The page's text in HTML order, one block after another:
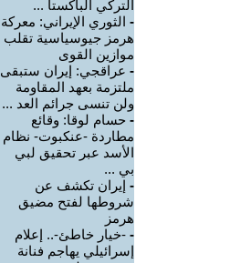
التركي الباكستا ...
- الثوري الإيراني: معركة
هرمز جيوسياسية تقلب
موازين القوى
- عراقجي: إيران ستبقى
ملتزمة بعهد المقاومة
ولن تنسى جرائم العد ...
- حسام لوقا: وقائع
مطاردة -عنكبوت- نظام
الأسد عبر تحقيق لبي
بي ...
- إيران تكشف عن
شروطها لفتح مضيق
هرمز
- -خيار خاطئ-.. إعلام
إسرائيلي يهاجم فنانة